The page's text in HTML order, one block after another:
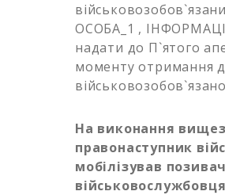
ОСОБА_1 ,
надати до П`ятого
моменту отримання
На виконання
правонаступник
мобілізував